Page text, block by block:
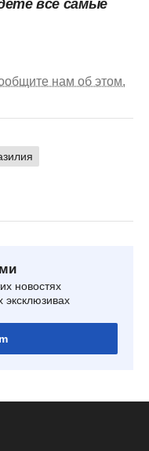
все самые
нам об этом.
новостях
эксклюзивах